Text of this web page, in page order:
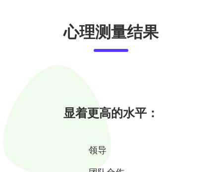
心理测量结果
显着更高的水平：
领导